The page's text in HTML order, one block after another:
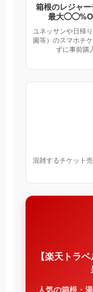
箱根のレジャー
最大
ユネッサンや日帰
園等）のスマホチ
ずに事前購
混雑するチケット
【楽天トラ
人気の箱根・